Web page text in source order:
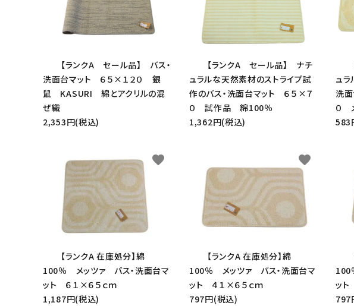
【ランクA セール品】 バス・
洗面台マット ６５×１２０ 銀
鼠 KASURI 綿とアクリルの混
ぜ織
2,353円(税込)
【ランクA セール品】 ナチ
ュラルな天然素材のストライプ試
作のバス・洗面台マット ６５×７
０ 試作品 綿100％
1,362円(税込)
ュ
洗
０
583
【ランクA 在庫処分】綿
100％ メッツァ バス・洗面台マ
ット ６１×６５ｃｍ
1,187円(税込)
favorite
【ランクA 在庫処分】綿
100％ メッツァ バス・洗面台マ
ット ４１×６５ｃｍ
797円(税込)
favorite
100
ッ
797